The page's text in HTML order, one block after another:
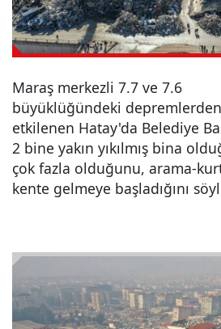
Maraş merkezli 7.7 ve 7.6
büyüklüğündeki depremlerden
etkilenen Hatay'da Belediye
2 bine yakın yıkılmış bina
çok fazla olduğunu, arama-
kente gelmeye başladığını